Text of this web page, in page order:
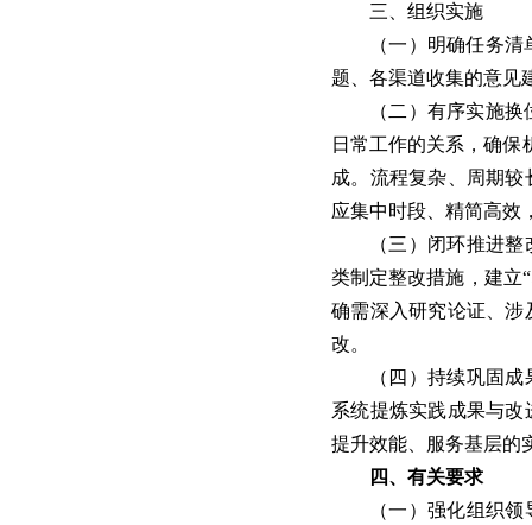
三、组织实施
（一）明确任务
题、各渠道收集的意见
（二）有序实施
日常工作的关系，确保
成。流程复杂、周期
应集中时段、精简高效
（三）闭环推进
类制定整改措施，建立
确需深入研究论证、涉
改。
（四）持续巩固
系统提炼实践成果与
提升效能、服务基层的
四、有关要求
（一）强化组织